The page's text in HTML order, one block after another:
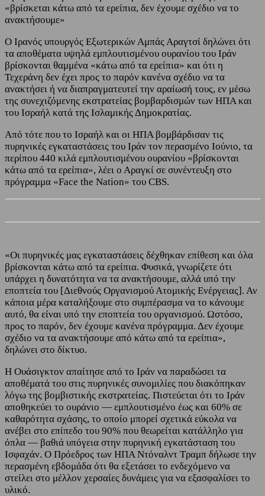
«βρίσκεται κάτω από τα ερείπια, δεν έχουμε σχέδιο να το
ανακτήσουμε»
Ο Ιρανός υπουργός Εξωτερικών Αμπάς Αραγτσί δηλώνει ότι
τα αποθέματα υψηλά εμπλουτισμένου ουρανίου του Ιράν
βρίσκονται θαμμένα «κάτω από τα ερείπια» και ότι η
Τεχεράνη δεν έχει προς το παρόν κανένα σχέδιο να τα
ανακτήσει ή να διαπραγματευτεί την αραίωσή τους, εν μέσω
της συνεχιζόμενης εκστρατείας βομβαρδισμών των ΗΠΑ και
του Ισραήλ κατά της Ισλαμικής Δημοκρατίας.
Από τότε που το Ισραήλ και οι ΗΠΑ βομβάρδισαν τις
πυρηνικές εγκαταστάσεις του Ιράν τον περασμένο Ιούνιο, τα
περίπου 440 κιλά εμπλουτισμένου ουρανίου «βρίσκονται
κάτω από τα ερείπια», λέει ο Αραγκί σε συνέντευξη στο
πρόγραμμα «Face the Nation» του CBS.
«Οι πυρηνικές μας εγκαταστάσεις δέχθηκαν επίθεση και όλα
βρίσκονται κάτω από τα ερείπια. Φυσικά, γνωρίζετε ότι
υπάρχει η δυνατότητα να τα ανακτήσουμε, αλλά υπό την
εποπτεία του [Διεθνούς Οργανισμού Ατομικής Ενέργειας]. Αν
κάποια μέρα καταλήξουμε στο συμπέρασμα να το κάνουμε
αυτό, θα είναι υπό την εποπτεία του οργανισμού. Ωστόσο,
προς το παρόν, δεν έχουμε κανένα πρόγραμμα. Δεν έχουμε
σχέδιο να τα ανακτήσουμε από κάτω από τα ερείπια»,
δηλώνει στο δίκτυο.
Η Ουάσιγκτον απαίτησε από το Ιράν να παραδώσει τα
αποθέματά του στις πυρηνικές συνομιλίες που διακόπηκαν
λόγω της βομβιστικής εκστρατείας. Πιστεύεται ότι το Ιράν
αποθηκεύει το ουράνιο — εμπλουτισμένο έως και 60% σε
καθαρότητα σχάσης, το οποίο μπορεί σχετικά εύκολα να
ανέβει στο επίπεδο του 90% που θεωρείται κατάλληλο για
όπλα — βαθιά υπόγεια στην πυρηνική εγκατάσταση του
Ισφαχάν. Ο Πρόεδρος των ΗΠΑ Ντόναλντ Τραμπ δήλωσε την
περασμένη εβδομάδα ότι θα εξετάσει το ενδεχόμενο να
στείλει στο μέλλον χερσαίες δυνάμεις για να εξασφαλίσει το
υλικό.